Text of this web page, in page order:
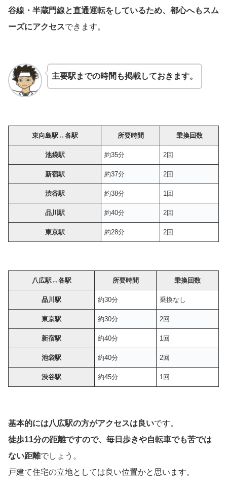
谷線・半蔵門線と直通運転をしているため、都心へもスム
ーズにアクセスできます。
主要駅までの時間も掲載しておきます。
東向島駅↔︎各駅 所要時間 乗換回数
池袋駅 約35分 2回
新宿駅 約37分 2回
渋谷駅 約38分 1回
品川駅 約40分 2回
東京駅 約28分 2回
八広駅↔︎各駅 所要時間 乗換回数
品川駅 約30分 乗換なし
東京駅 約30分 2回
新宿駅 約40分 1回
池袋駅 約40分 2回
渋谷駅 約45分 1回
基本的には八広駅の方がアクセスは良いです。
徒歩11分の距離ですので、毎日歩きや自転車でも苦では
ない距離でしょう。
戸建て住宅の立地としては良い位置かと思います。